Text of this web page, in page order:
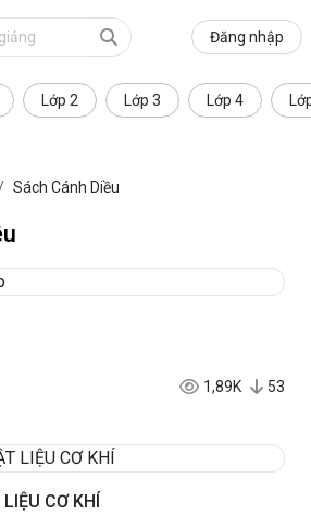
Đăng nhập
Lớp 2 Lớp 3 Lớp 4
Sách Cánh Diều
1,89K 53
CƠ KHÍ